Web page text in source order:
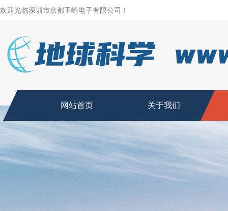
欢迎光临深圳市京都玉崎电子有限公司！
网站首页 关于我们